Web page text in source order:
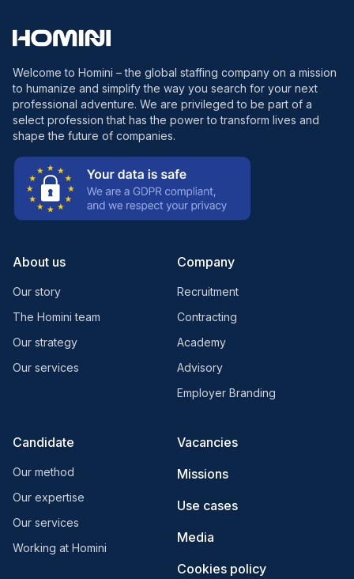
Welcome to Homini – the global staffing company on a mission
to humanize and simplify the way you search for your next
professional adventure. We are privileged to be part of a
select profession that has the power to transform lives and
shape the future of companies.
About us
Our story
The Homini team
Our strategy
Our services
Company
Recruitment
Contracting
Academy
Advisory
Employer Branding
Candidate
Our method
Our expertise
Our services
Working at Homini
Vacancies
Missions
Use cases
Media
Cookies policy